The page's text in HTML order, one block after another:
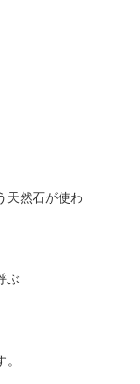
天然石が使わ
ぶ